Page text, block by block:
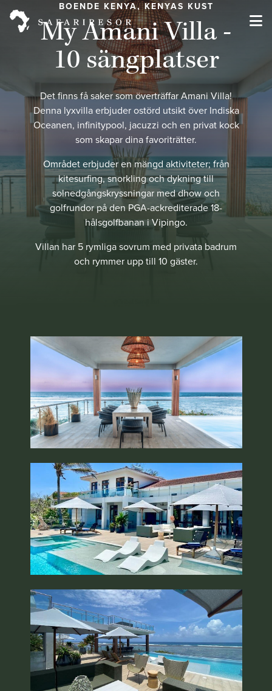
BOENDE KENYA, KENYAS KUST
My Amani Villa -
10 sängplatser
Det finns få saker som överträffar Amani Villa!
Denna lyxvilla erbjuder ostörd utsikt över Indiska
Oceanen, infinitypool, jacuzzi och en privat kock
som skapar dina favoriträtter.
Området erbjuder en mängd aktiviteter; från
kitesurfing, snorkling och dykning till
solnedgångskryssningar med dhow och
golfrundor på den PGA-ackrediterade 18-
hålsgolfbanan i Vipingo.
Villan har 5 rymliga sovrum med privata badrum
och rymmer upp till 10 gäster.